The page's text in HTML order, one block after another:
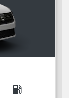
local_gas_station